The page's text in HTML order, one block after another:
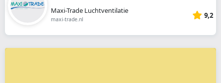
Maxi-Trade Luchtventilatie
maxi-trade.nl 9,2